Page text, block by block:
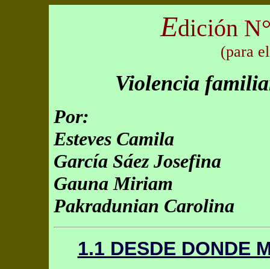
Edición
(para
Violencia
Por:
Esteves Camila
García Sáez Josefina
Gauna Miriam
Pakradunian Carolina
1.1 DESDE DONDE